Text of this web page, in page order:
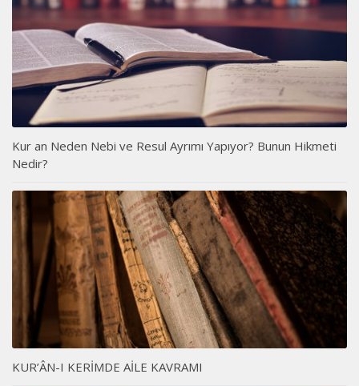
Kur an Neden Nebi ve Resul Ayrımı Yapıyor? Bunun Hikmeti
Nedir?
KUR’ÂN-I KERİMDE AİLE KAVRAMI